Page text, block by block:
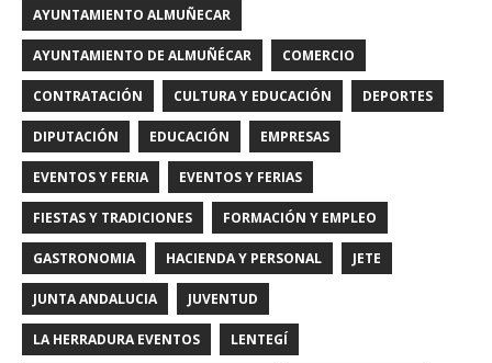
AYUNTAMIENTO ALMUÑECAR
AYUNTAMIENTO DE ALMUÑÉCAR COMERCIO
CONTRATACIÓN CULTURA Y EDUCACIÓN DEPORTES
DIPUTACIÓN EDUCACIÓN EMPRESAS
EVENTOS Y FERIA EVENTOS Y FERIAS
FIESTAS Y TRADICIONES FORMACIÓN Y EMPLEO
GASTRONOMIA HACIENDA Y PERSONAL JETE
JUNTA ANDALUCIA JUVENTUD
LA HERRADURA EVENTOS LENTEGÍ